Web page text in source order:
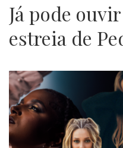
Já pode
estreia de